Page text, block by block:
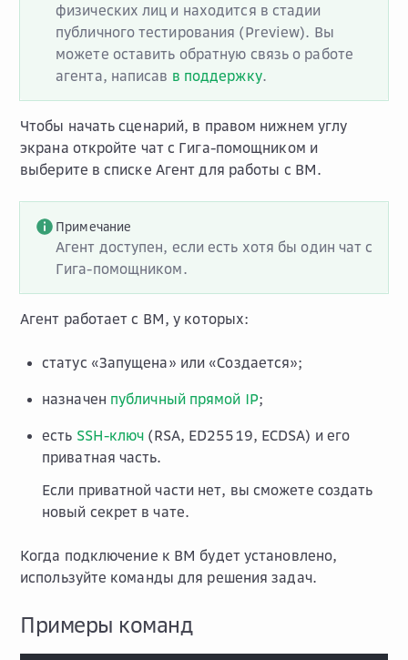
физических лиц и находится в стадии
публичного тестирования (Preview). Вы
можете оставить обратную связь о работе
агента, написав в поддержку.
Чтобы начать сценарий, в правом нижнем углу
экрана откройте чат с Гига-помощником и
выберите в списке Агент для работы с ВМ.
Примечание
Агент доступен, если есть хотя бы один чат с
Гига-помощником.
Агент работает с ВМ, у которых:
статус «Запущена» или «Создается»;
назначен публичный прямой IP;
есть SSH-ключ (RSA, ED25519, ECDSA) и его
приватная часть.
Если приватной части нет, вы сможете создать
новый секрет в чате.
Когда подключение к ВМ будет установлено,
используйте команды для решения задач.
Примеры команд